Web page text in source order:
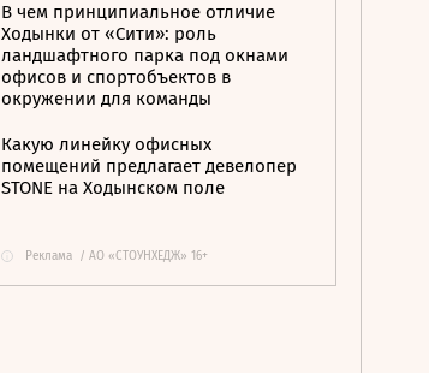
В чем принципиальное отличие
Ходынки от «Сити»: роль
ландшафтного парка под окнами
офисов и спортобъектов в
окружении для команды
Какую линейку офисных
помещений предлагает девелопер
STONE на Ходынском поле
Реклама / АО «СТОУНХЕДЖ» 16+